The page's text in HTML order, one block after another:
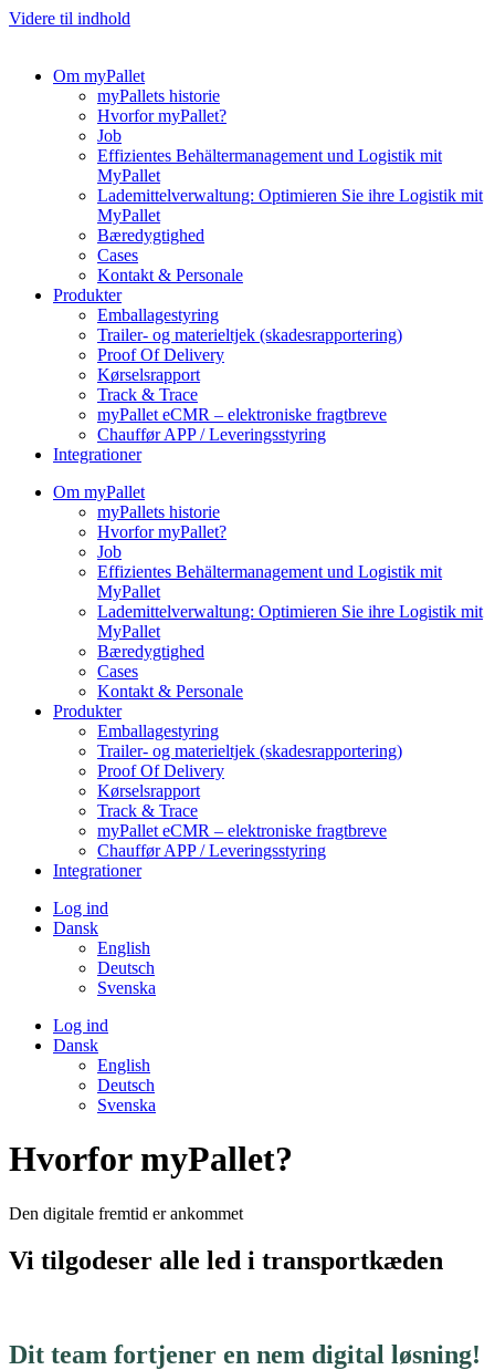
Videre til indhold
Om myPallet
myPallets historie
Hvorfor myPallet?
Job
Effizientes Behältermanagement und Logistik mit
MyPallet
Lademittelverwaltung: Optimieren Sie ihre Logistik mit
MyPallet
Bæredygtighed
Cases
Kontakt & Personale
Produkter
Emballagestyring
Trailer- og materieltjek (skadesrapportering)
Proof Of Delivery
Kørselsrapport
Track & Trace
myPallet eCMR – elektroniske fragtbreve
Chauffør APP / Leveringsstyring
Integrationer
Om myPallet
myPallets historie
Hvorfor myPallet?
Job
Effizientes Behältermanagement und Logistik mit
MyPallet
Lademittelverwaltung: Optimieren Sie ihre Logistik mit
MyPallet
Bæredygtighed
Cases
Kontakt & Personale
Produkter
Emballagestyring
Trailer- og materieltjek (skadesrapportering)
Proof Of Delivery
Kørselsrapport
Track & Trace
myPallet eCMR – elektroniske fragtbreve
Chauffør APP / Leveringsstyring
Integrationer
Log ind
Dansk
English
Deutsch
Svenska
Log ind
Dansk
English
Deutsch
Svenska
Hvorfor myPallet?
Den digitale fremtid er ankommet
Vi tilgodeser alle led i transportkæden
Dit team fortjener en nem digital løsning!